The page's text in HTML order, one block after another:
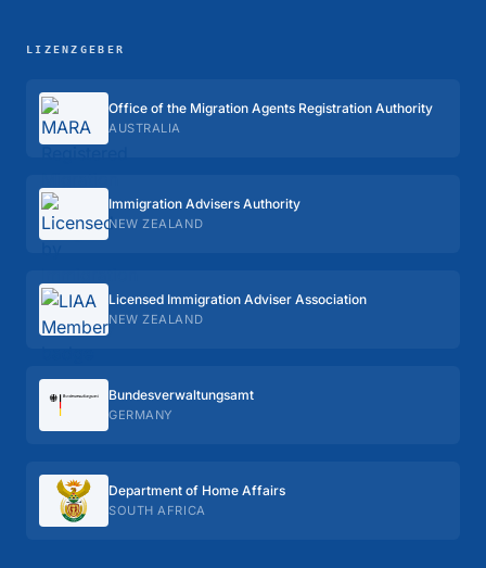
LIZENZGEBER
Office of the Migration Agents Registration Authority
AUSTRALIA
Immigration Advisers Authority
NEW ZEALAND
Licensed Immigration Adviser Association
NEW ZEALAND
Bundes­verwaltungs­amt
GERMANY
Department of Home Affairs
SOUTH AFRICA